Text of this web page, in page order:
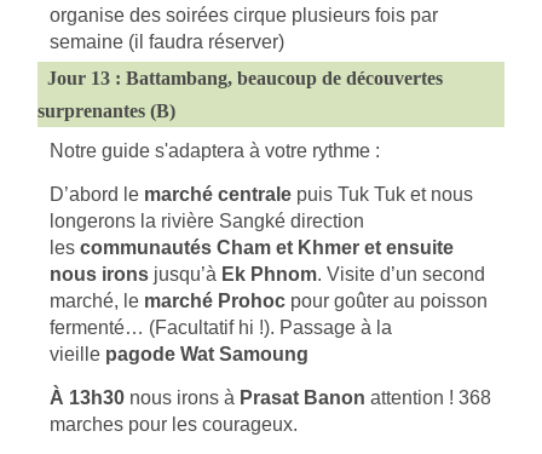
organise des soirées cirque plusieurs fois par
semaine (il faudra réserver)
Jour 13 : Battambang, beaucoup de découvertes
surprenantes (B)
Notre guide s'adaptera à votre rythme :
D’abord le marché centrale puis Tuk Tuk et nous
longerons la rivière Sangké direction
lescommunautés Cham et Khmer et ensuite
nous irons jusqu’à Ek Phnom. Visite d’un second
marché, le marché Prohoc pour goûter au poisson
fermenté… (Facultatif hi !). Passage à la
vieille pagode Wat Samoung
À 13h30 nous irons à Prasat Banon attention ! 368
marches pour les courageux.